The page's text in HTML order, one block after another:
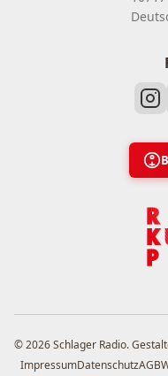
© 2026 Schlager Radio.
ImpressumDatenschutzAGB